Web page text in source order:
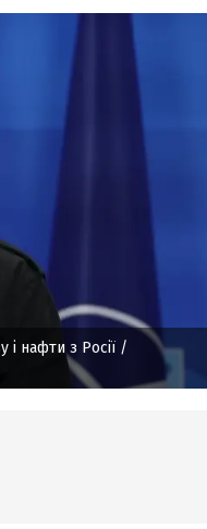
і нафти з Росії /